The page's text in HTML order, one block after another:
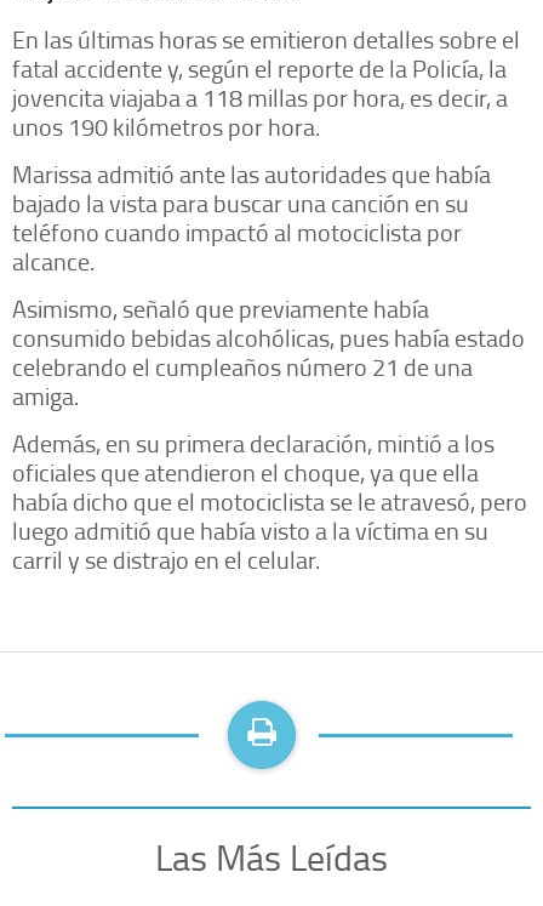
En las últimas horas se emitieron detalles sobre el
fatal accidente y, según el reporte de la Policía, la
jovencita viajaba a 118 millas por hora, es decir, a
unos 190 kilómetros por hora.
Marissa admitió ante las autoridades que había
bajado la vista para buscar una canción en su
teléfono cuando impactó al motociclista por
alcance.
Asimismo, señaló que previamente había
consumido bebidas alcohólicas, pues había estado
celebrando el cumpleaños número 21 de una
amiga.
Además, en su primera declaración, mintió a los
oficiales que atendieron el choque, ya que ella
había dicho que el motociclista se le atravesó, pero
luego admitió que había visto a la víctima en su
carril y se distrajo en el celular.
Las Más Leídas